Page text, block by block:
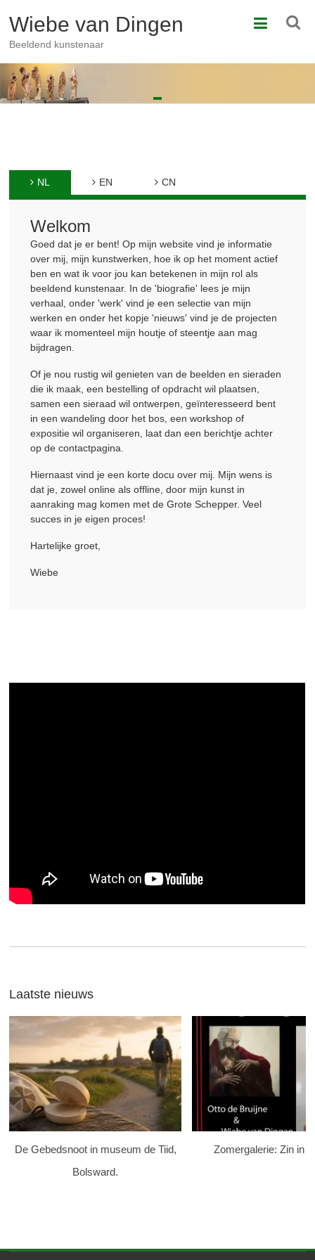
naar
inhoud
Wiebe van Dingen
Beeldend kunstenaar
NL EN CN
Welkom
Goed dat je er bent! Op mijn website vind je informatie
over mij, mijn kunstwerken, hoe ik op het moment actief
ben en wat ik voor jou kan betekenen in mijn rol als
beeldend kunstenaar. In de 'biografie' lees je mijn
verhaal, onder 'werk' vind je een selectie van mijn
werken en onder het kopje 'nieuws' vind je de projecten
waar ik momenteel mijn houtje of steentje aan mag
bijdragen.
Of je nou rustig wil genieten van de beelden en sieraden
die ik maak, een bestelling of opdracht wil plaatsen,
samen een sieraad wil ontwerpen, geïnteresseerd bent
in een wandeling door het bos, een workshop of
expositie wil organiseren, laat dan een berichtje achter
op de contactpagina.
Hiernaast vind je een korte docu over mij. Mijn wens is
dat je, zowel online als offline, door mijn kunst in
aanraking mag komen met de Grote Schepper. Veel
succes in je eigen proces!
Hartelijke groet,
Wiebe
Laatste nieuws
De Gebedsnoot in museum de Tiid,
Bolsward.
Zomergalerie: Zin in